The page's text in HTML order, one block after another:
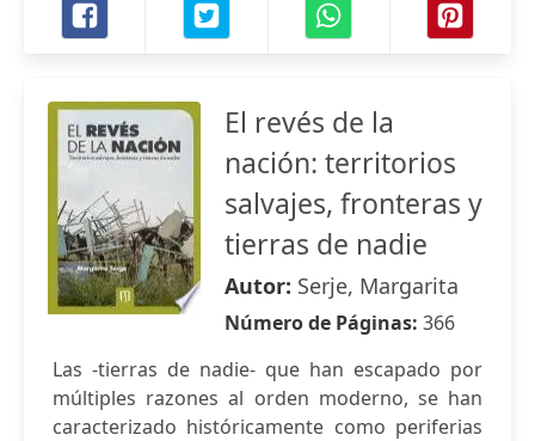
El revés de la
nación: territorios
salvajes, fronteras y
tierras de nadie
Autor: Serje, Margarita
Número de Páginas: 366
Las -tierras de nadie- que han escapado por
múltiples razones al orden moderno, se han
caracterizado históricamente como periferias